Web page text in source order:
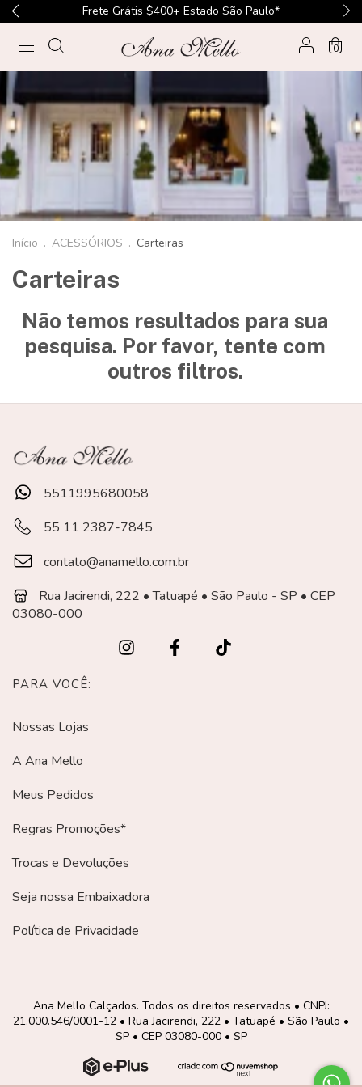
Frete Grátis $400+ Estado São Paulo*
0
Início . ACESSÓRIOS . Carteiras
Carteiras
Não temos resultados para sua
pesquisa. Por favor, tente com
outros filtros.
5511995680058
55 11 2387-7845
contato@anamello.com.br
Rua Jacirendi, 222 • Tatuapé • São Paulo - SP • CEP
03080-000
PARA VOCÊ:
Nossas Lojas
A Ana Mello
Meus Pedidos
Regras Promoções*
Trocas e Devoluções
Seja nossa Embaixadora
Política de Privacidade
Ana Mello Calçados. Todos os direitos reservados • CNPJ:
21.000.546/0001-12 • Rua Jacirendi, 222 • Tatuapé • São Paulo •
SP • CEP 03080-000 • SP